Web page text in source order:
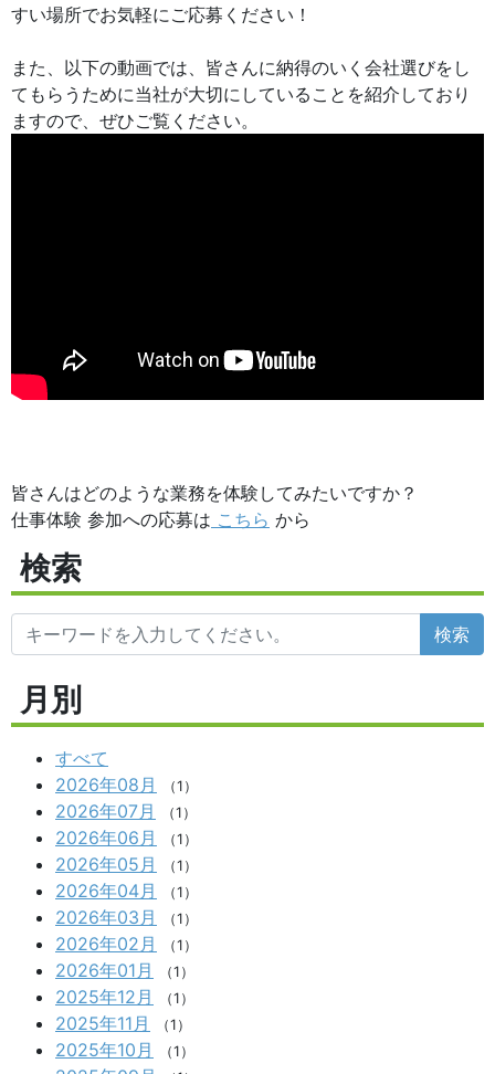
すい場所でお気軽にご応募ください！
また、以下の動画では、皆さんに納得のいく会社選びをし
てもらうために当社が大切にしていることを紹介しており
ますので、ぜひご覧ください。
皆さんはどのような業務を体験してみたいですか？
仕事体験 参加への応募は こちら から
検索
検索
月別
すべて
2026年08月
（1）
2026年07月 （1）
2026年06月 （1）
2026年05月 （1）
2026年04月 （1）
2026年03月 （1）
2026年02月 （1）
2026年01月 （1）
2025年12月 （1）
2025年11月 （1）
2025年10月 （1）